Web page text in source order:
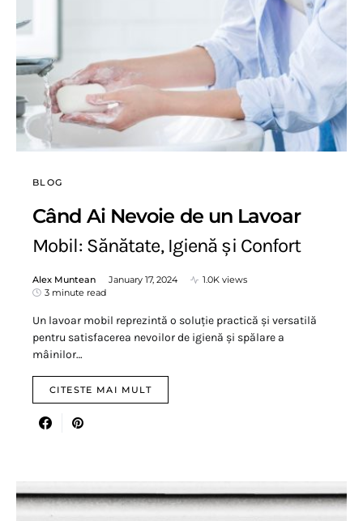
BLOG
Când Ai Nevoie de un Lavoar
Mobil: Sănătate, Igienă și Confort
Alex Muntean January 17, 2024
1.0K views
3 minute read
Un lavoar mobil reprezintă o soluție practică și versatilă
pentru satisfacerea nevoilor de igienă și spălare a
mâinilor…
CITESTE MAI MULT